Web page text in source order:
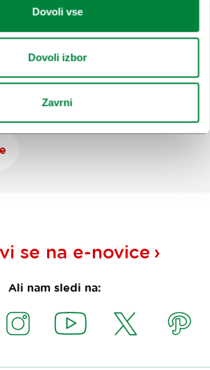
Dovoli vse
Dovoli izbor
Zavrni
nam izboljšati spletno
ki ste jih iskali?
se na e-novice
Ali nam sledi na: